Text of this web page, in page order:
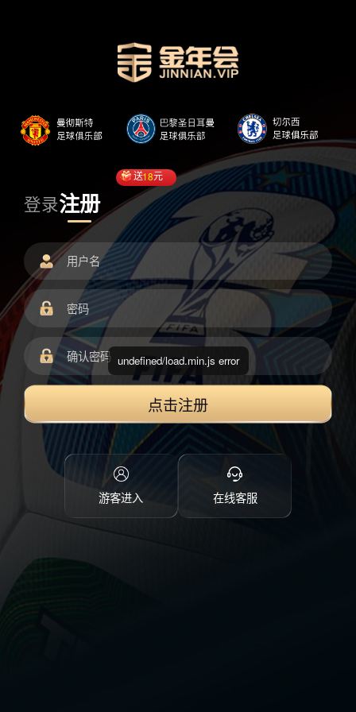
登录注册
送18元
点击注册
游客进入 在线客服
undefined/load.min.js error